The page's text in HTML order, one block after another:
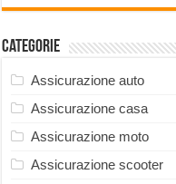
Categorie
Assicurazione auto
Assicurazione casa
Assicurazione moto
Assicurazione scooter